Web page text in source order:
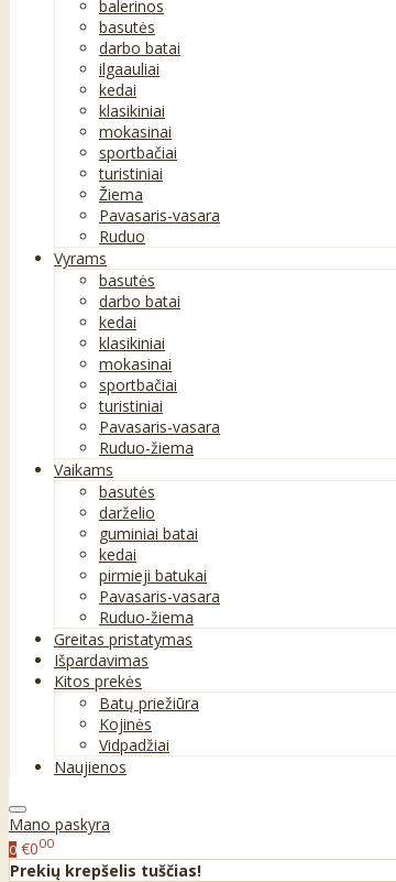
balerinos
basutės
darbo batai
ilgaauliai
kedai
klasikiniai
mokasinai
sportbačiai
turistiniai
Žiema
Pavasaris-vasara
Ruduo
Vyrams
basutės
darbo batai
kedai
klasikiniai
mokasinai
sportbačiai
turistiniai
Pavasaris-vasara
Ruduo-žiema
Vaikams
basutės
darželio
guminiai batai
kedai
pirmieji batukai
Pavasaris-vasara
Ruduo-žiema
Greitas pristatymas
Išpardavimas
Kitos prekės
Batų priežiūra
Kojinės
Vidpadžiai
Naujienos
Mano paskyra
0 €000
Prekių krepšelis tuščias!